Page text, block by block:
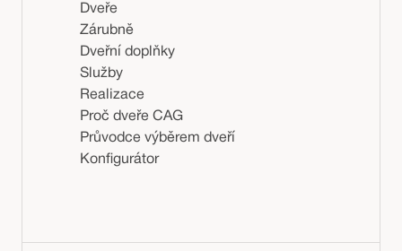
Dveře
Zárubně
Dveřní doplňky
Služby
Realizace
Proč dveře CAG
Průvodce výběrem dveří
Konfigurátor